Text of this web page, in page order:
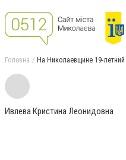
Головна На Николаевщине 19-летний
Ивлева Кристина Леонидовна